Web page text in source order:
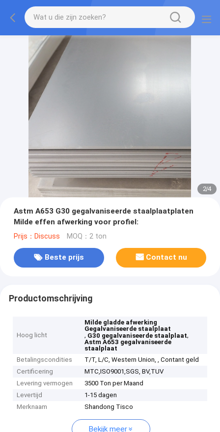
2/4
Astm A653 G30 gegalvaniseerde staalplaatplaten
Milde effen afwerking voor profiel:
Prijs：Discuss MOQ：2 ton
Beste prijs Contact nu
Productomschrijving
Hoog licht
Milde gladde afwerking
Gegalvaniseerde staalplaat
, G30 gegalvaniseerde staalplaat,
Astm A653 gegalvaniseerde
staalplaat
Betalingscondities
T/T, L/C, Western Union, , Contant geld
Certificering
MTC,ISO9001,SGS, BV,TUV
Levering vermogen
3500 Ton per Maand
Levertijd
1-15 dagen
Merknaam
Shandong Tisco
Bekijk meer